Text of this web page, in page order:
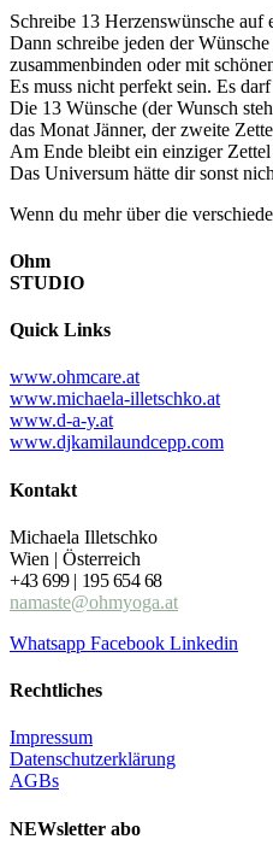
Schreibe 13 Herzenswünsche auf
Dann schreibe jeden der
zusammenbinden oder mit
Es muss nicht perfekt sein. Es
Die 13 Wünsche (der Wunsch
das Monat Jänner, der zweite
Am Ende bleibt ein einziger
Das Universum hätte dir sonst
Wenn du mehr über die
Ohm
STUDIO
Quick Links
www.ohmcare.at
www.michaela-illetschko.at
www.d-a-y.at
www.djkamilaundcepp.com
Kontakt
Michaela Illetschko
Wien | Österreich
+43 699 | 195 654 68
namaste@ohmyoga.at
Whatsapp Facebook Linkedin
Rechtliches
Impressum
Datenschutzerklärung
AGBs
NEWsletter abo